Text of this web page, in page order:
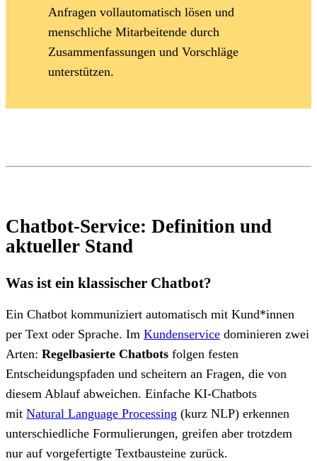
Anfragen vollautomatisch lösen und
menschliche Mitarbeitende durch
Zusammenfassungen und Vorschläge
unterstützen.
Chatbot-Service: Definition und
aktueller Stand
Was ist ein klassischer Chatbot?
Ein Chatbot kommuniziert automatisch mit Kund*innen
per Text oder Sprache. Im Kundenservice dominieren zwei
Arten: Regelbasierte Chatbots folgen festen
Entscheidungspfaden und scheitern an Fragen, die von
diesem Ablauf abweichen. Einfache KI-Chatbots
mit Natural Language Processing (kurz NLP) erkennen
unterschiedliche Formulierungen, greifen aber trotzdem
nur auf vorgefertigte Textbausteine zurück.